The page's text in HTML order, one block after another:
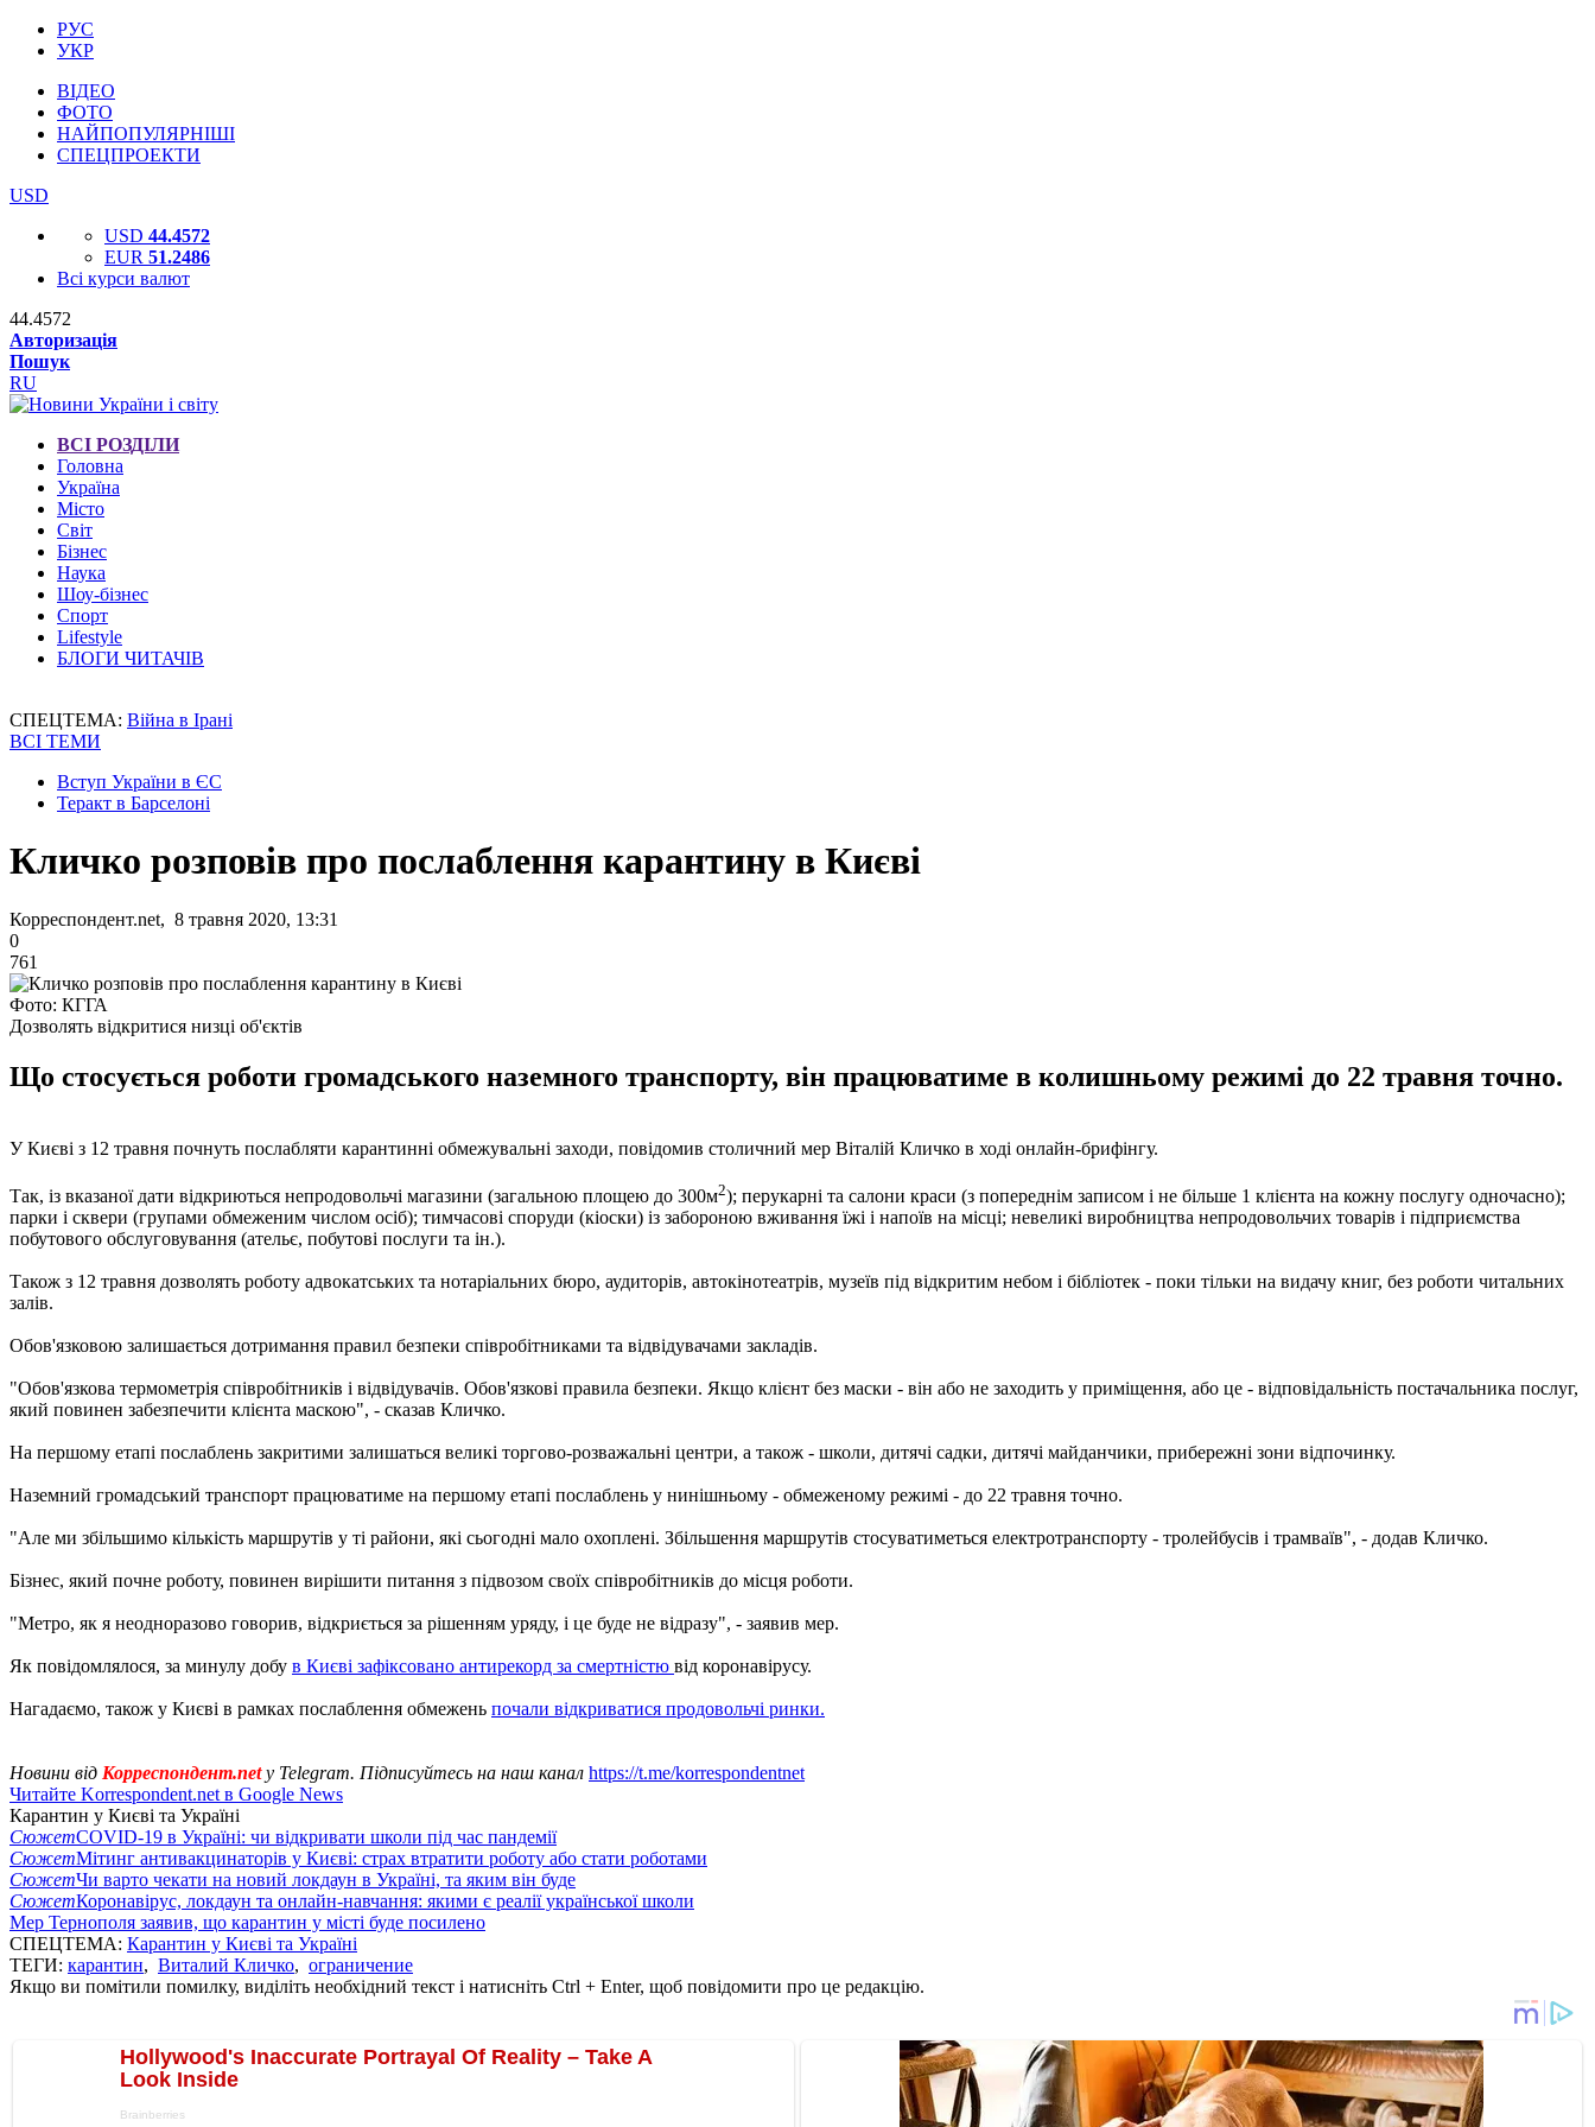
РУС
УКР
ВІДЕО
ФОТО
НАЙПОПУЛЯРНІШІ
СПЕЦПРОЕКТИ
USD
USD 44.4572
EUR 51.2486
Всі курси валют
44.4572
Авторизація
Пошук
RU
ВСІ РОЗДІЛИ
Головна
Україна
Місто
Світ
Бізнес
Наука
Шоу-бізнес
Спорт
Lifestyle
БЛОГИ ЧИТАЧІВ
СПЕЦТЕМА: Війна в Ірані
ВСІ ТЕМИ
Вступ України в ЄС
Теракт в Барселоні
Кличко розповів про послаблення карантину в Києві
Корреспондент.net, 8 травня 2020, 13:31
0
761
Фото: КГГА
Дозволять відкритися низці об'єктів
Що стосується роботи громадського наземного транспорту, він працюватиме в колишньому режимі до 22 травня точно.
У Києві з 12 травня почнуть послабляти карантинні обмежувальні заходи, повідомив столичний мер Віталій Кличко в ході онлайн-брифінгу.
Так, із вказаної дати відкриються непродовольчі магазини (загальною площею до 300м2); перукарні та салони краси (з попереднім записом і не більше 1 клієнта на кожну послугу одночасно);
парки і сквери (групами обмеженим числом осіб); тимчасові споруди (кіоски) із забороною вживання їжі і напоїв на місці; невеликі виробництва непродовольчих товарів і підприємства
побутового обслуговування (ательє, побутові послуги та ін.).
Також з 12 травня дозволять роботу адвокатських та нотаріальних бюро, аудиторів, автокінотеатрів, музеїв під відкритим небом і бібліотек - поки тільки на видачу книг, без роботи читальних
залів.
Обов'язковою залишається дотримання правил безпеки співробітниками та відвідувачами закладів.
"Обов'язкова термометрія співробітників і відвідувачів. Обов'язкові правила безпеки. Якщо клієнт без маски - він або не заходить у приміщення, або це - відповідальність постачальника послуг,
який повинен забезпечити клієнта маскою", - сказав Кличко.
На першому етапі послаблень закритими залишаться великі торгово-розважальні центри, а також - школи, дитячі садки, дитячі майданчики, прибережні зони відпочинку.
Наземний громадський транспорт працюватиме на першому етапі послаблень у нинішньому - обмеженому режимі - до 22 травня точно.
"Але ми збільшимо кількість маршрутів у ті райони, які сьогодні мало охоплені. Збільшення маршрутів стосуватиметься електротранспорту - тролейбусів і трамваїв", - додав Кличко.
Бізнес, який почне роботу, повинен вирішити питання з підвозом своїх співробітників до місця роботи.
"Метро, ​​як я неодноразово говорив, відкриється за рішенням уряду, і це буде не відразу", - заявив мер.
Як повідомлялося, за минулу добу в Києві зафіксовано антирекорд за смертністю від коронавірусу.
Нагадаємо, також у Києві в рамках послаблення обмежень почали відкриватися продовольчі ринки.
Новини від Корреспондент.net у Telegram. Підписуйтесь на наш канал https://t.me/korrespondentnet
Читайте Korrespondent.net в Google News
Карантин у Києві та Україні
СюжетCOVID-19 в Україні: чи відкривати школи під час пандемії
СюжетМітинг антивакцинаторів у Києві: страх втратити роботу або стати роботами
СюжетЧи варто чекати на новий локдаун в Україні, та яким він буде
СюжетКоронавірус, локдаун та онлайн-навчання: якими є реалії української школи
Мер Тернополя заявив, що карантин у місті буде посилено
СПЕЦТЕМА: Карантин у Києві та Україні
ТЕГИ: карантин, Виталий Кличко, ограничение
Якщо ви помітили помилку, виділіть необхідний текст і натисніть Ctrl + Enter, щоб повідомити про це редакцію.